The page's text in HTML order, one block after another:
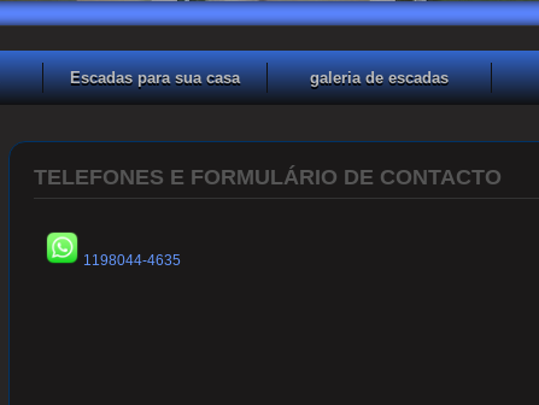
Escadas para sua casa galeria de escadas
TELEFONES E FORMULÁRIO DE CONTACTO
1198044-4635